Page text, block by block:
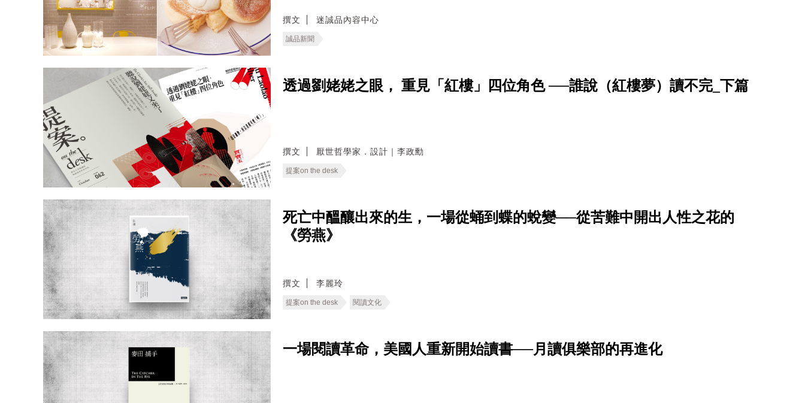
撰文 迷誠品內容中心
誠品新聞
透過劉姥姥之眼， 重見「紅樓」四位角色 ──誰說（紅樓夢）讀不完_下篇
撰文 厭世哲學家．設計｜李政勳
提案on the desk
死亡中醞釀出來的生，一場從蛹到蝶的蛻變──從苦難中開出人性之花的
《勞燕》
撰文 李麗玲
提案on the desk 閱讀文化
一場閱讀革命，美國人重新開始讀書──月讀俱樂部的再進化